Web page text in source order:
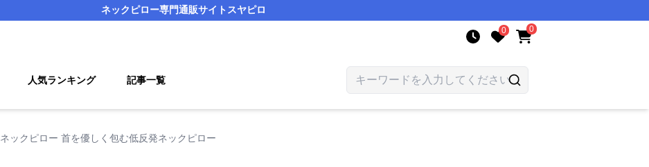
ネックピロー専門通販サイト スヤピロ
0 0
人気ランキング 記事一覧
ネックピロー 首を優しく包む低反発ネックピロー